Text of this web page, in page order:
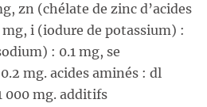
zn (chélate de zinc d’acides
i (iodure de potassium) :
: 0.1 mg, se
mg. acides aminés : dl
000 mg. additifs